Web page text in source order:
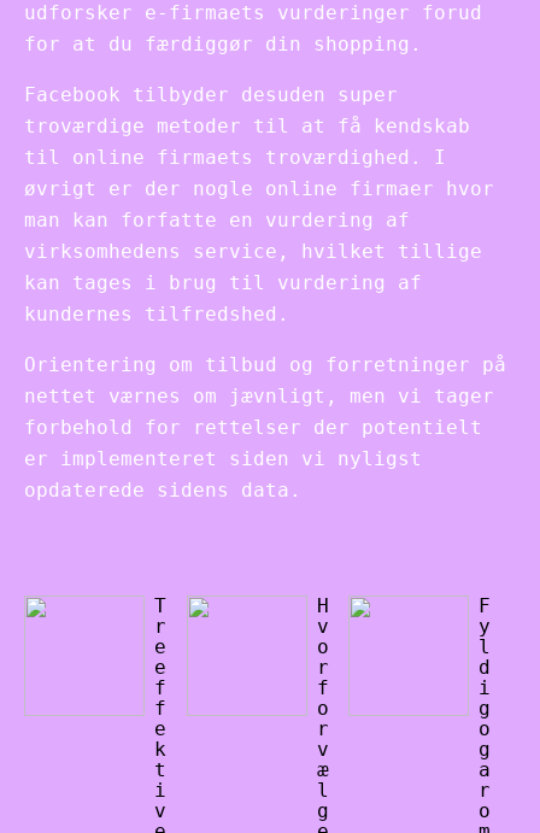
udforsker e-firmaets vurderinger forud
for at du færdiggør din shopping.
Facebook tilbyder desuden super
troværdige metoder til at få kendskab
til online firmaets troværdighed. I
øvrigt er der nogle online firmaer hvor
man kan forfatte en vurdering af
virksomhedens service, hvilket tillige
kan tages i brug til vurdering af
kundernes tilfredshed.
Orientering om tilbud og forretninger på
nettet værnes om jævnligt, men vi tager
forbehold for rettelser der potentielt
er implementeret siden vi nyligst
opdaterede sidens data.
T
r
e
e
f
f
e
k
t
i
v
H
v
o
r
f
o
r
v
æ
l
g
F
y
l
d
i
g
o
g
a
r
o